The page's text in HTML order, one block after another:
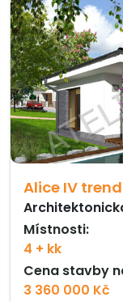
Alice IV trend
Místnosti:
4 + kk
Cena stavby
3 360 000 Kč